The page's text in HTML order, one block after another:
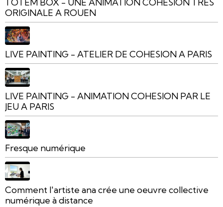
TOTEM BOX - UNE ANIMATION COHESION TRES
ORIGINALE A ROUEN
LIVE PAINTING - ATELIER DE COHESION A PARIS
LIVE PAINTING - ANIMATION COHESION PAR LE
JEU A PARIS
Fresque numérique
Comment l'artiste ana crée une oeuvre collective
numérique à distance